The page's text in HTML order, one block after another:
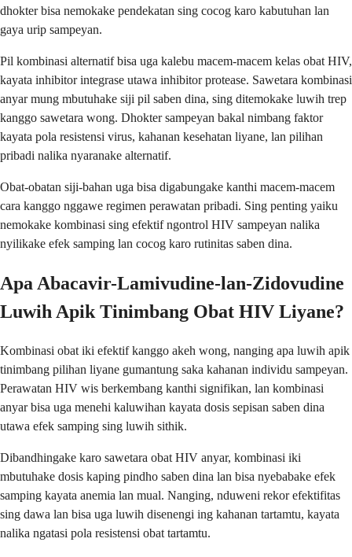
dhokter bisa nemokake pendekatan sing cocog karo kabutuhan lan
gaya urip sampeyan.
Pil kombinasi alternatif bisa uga kalebu macem-macem kelas obat HIV,
kayata inhibitor integrase utawa inhibitor protease. Sawetara kombinasi
anyar mung mbutuhake siji pil saben dina, sing ditemokake luwih trep
kanggo sawetara wong. Dhokter sampeyan bakal nimbang faktor
kayata pola resistensi virus, kahanan kesehatan liyane, lan pilihan
pribadi nalika nyaranake alternatif.
Obat-obatan siji-bahan uga bisa digabungake kanthi macem-macem
cara kanggo nggawe regimen perawatan pribadi. Sing penting yaiku
nemokake kombinasi sing efektif ngontrol HIV sampeyan nalika
nyilikake efek samping lan cocog karo rutinitas saben dina.
Apa Abacavir-Lamivudine-lan-Zidovudine
Luwih Apik Tinimbang Obat HIV Liyane?
Kombinasi obat iki efektif kanggo akeh wong, nanging apa luwih apik
tinimbang pilihan liyane gumantung saka kahanan individu sampeyan.
Perawatan HIV wis berkembang kanthi signifikan, lan kombinasi
anyar bisa uga menehi kaluwihan kayata dosis sepisan saben dina
utawa efek samping sing luwih sithik.
Dibandhingake karo sawetara obat HIV anyar, kombinasi iki
mbutuhake dosis kaping pindho saben dina lan bisa nyebabake efek
samping kayata anemia lan mual. Nanging, nduweni rekor efektifitas
sing dawa lan bisa uga luwih disenengi ing kahanan tartamtu, kayata
nalika ngatasi pola resistensi obat tartamtu.